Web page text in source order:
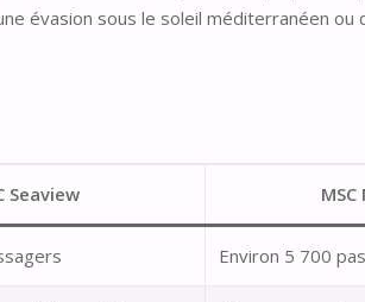
évasion sous le soleil méditerranéen ou
Seaview
Environ 5 700